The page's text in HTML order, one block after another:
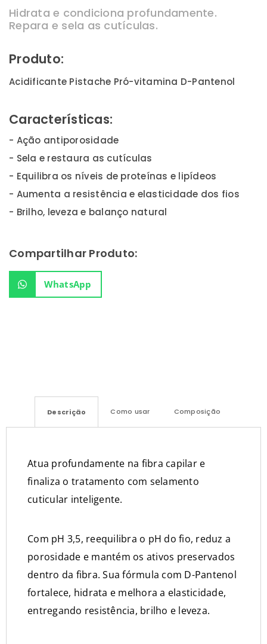
Hidrata e condiciona profundamente.
Repara e sela as cutículas.
Produto:
Acidificante Pistache Pró-vitamina D-Pantenol
Características:
- Ação antiporosidade
- Sela e restaura as cutículas
- Equilibra os níveis de proteínas e lipídeos
- Aumenta a resistência e elasticidade dos fios
- Brilho, leveza e balanço natural
Compartilhar Produto:
WhatsApp
Descrição Como usar Composição
Atua profundamente na fibra capilar e
finaliza o tratamento com selamento
cuticular inteligente.
Com pH 3,5, reequilibra o pH do fio, reduz a
porosidade e mantém os ativos preservados
dentro da fibra. Sua fórmula com D-Pantenol
fortalece, hidrata e melhora a elasticidade,
entregando resistência, brilho e leveza.